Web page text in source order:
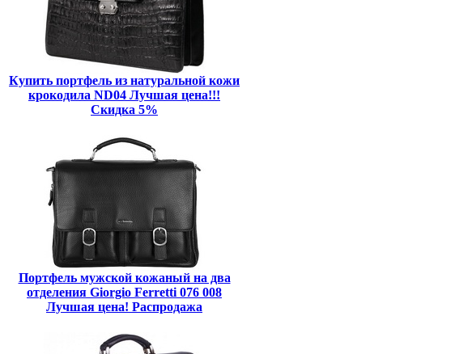
Купить портфель из натуральной кожи
крокодила ND04 Лучшая цена!!!
Скидка 5%
Портфель мужской кожаный на два
отделения Giorgio Ferretti 076 008
Лучшая цена! Распродажа